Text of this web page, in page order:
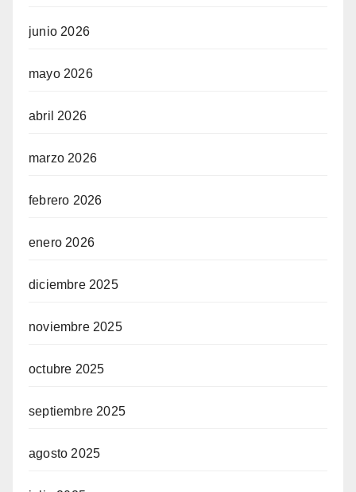
junio 2026
mayo 2026
abril 2026
marzo 2026
febrero 2026
enero 2026
diciembre 2025
noviembre 2025
octubre 2025
septiembre 2025
agosto 2025